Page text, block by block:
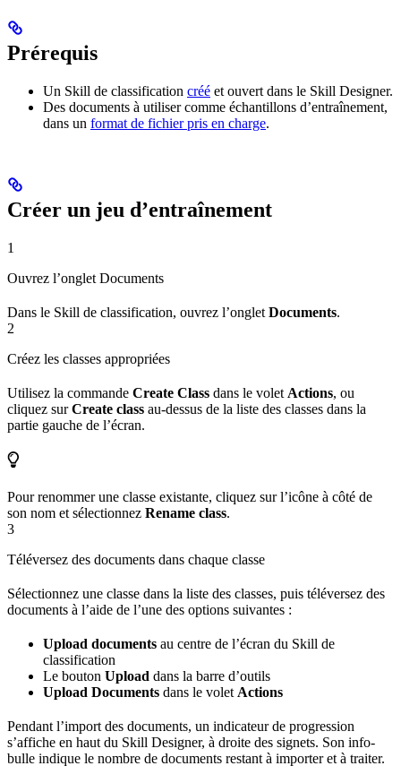
Prérequis
Un Skill de classification créé et ouvert dans le Skill Designer.
Des documents à utiliser comme échantillons d’entraînement,
dans un format de fichier pris en charge.
Créer un jeu d’entraînement
1
Ouvrez l’onglet Documents
Dans le Skill de classification, ouvrez l’onglet Documents.
2
Créez les classes appropriées
Utilisez la commande Create Class dans le volet Actions, ou
cliquez surCreate class au-dessus de la liste des classes dans la
partie gauche de l’écran.
Pour renommer une classe existante, cliquez sur l’icône à côté de
son nom et sélectionnez Rename class.
3
Téléversez des documents dans chaque classe
Sélectionnez une classe dans la liste des classes, puis téléversez des
documents à l’aide de l’une des options suivantes :
Upload documents au centre de l’écran du Skill de
classification
Le bouton Upload dans la barre d’outils
Upload Documents dans le volet Actions
Pendant l’import des documents, un indicateur de progression
s’affiche en haut du Skill Designer, à droite des signets. Son info-
bulle indique le nombre de documents restant à importer et à traiter.